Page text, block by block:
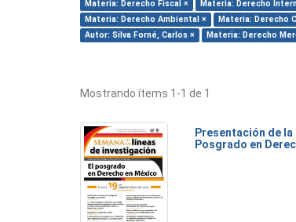
Materia: Derecho Fiscal × Materia: Derecho
Materia: Derecho Ambiental ×
Materia: Derecho
Autor: Silva Forné, Carlos ×
Materia: Derecho
Mostrando ítems 1-1 de 1
Presentación de la
Posgrado en